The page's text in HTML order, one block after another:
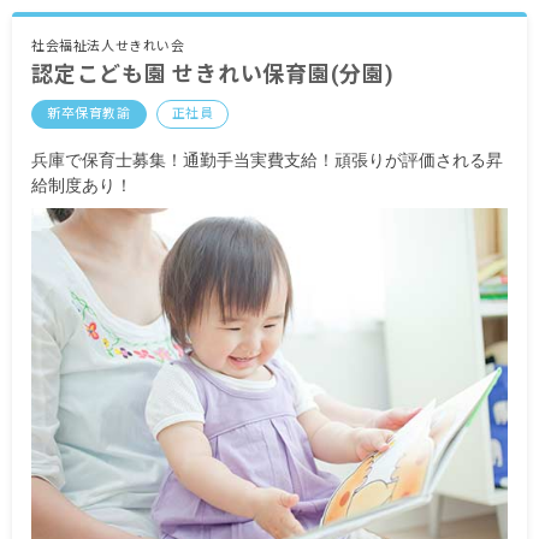
単身居住者補助制度あり（上限30,000円：条件あ
り）
賞与年2回 昨年実績：計4.20カ月分
※試用期間あり
社会福祉法人せきれい会
認定こども園 せきれい保育園(分園)
新卒保育教諭 正社員
兵庫で保育士募集！通勤手当実費支給！頑張りが評価される昇
給制度あり！